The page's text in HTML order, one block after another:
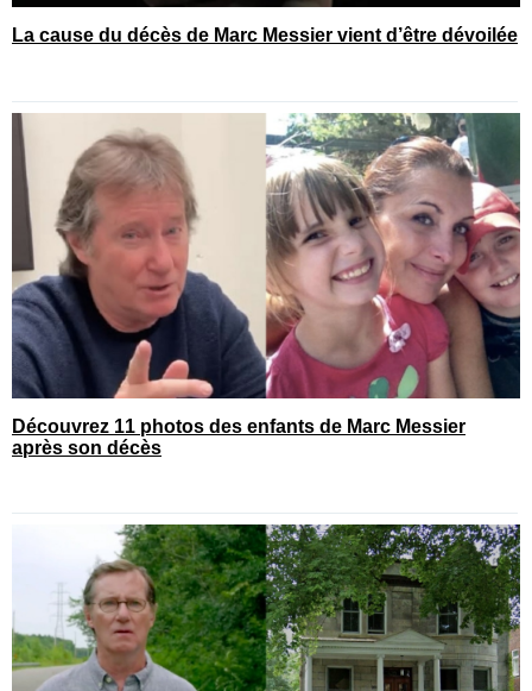
La cause du décès de Marc Messier vient d’être dévoilée
Découvrez 11 photos des enfants de Marc Messier
après son décès